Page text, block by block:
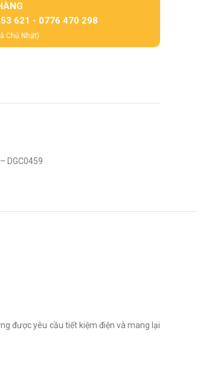
621 - 0776 470 298
Chủ Nhật)
DGC0459
được yêu cầu tiết kiệm điện và mang lại